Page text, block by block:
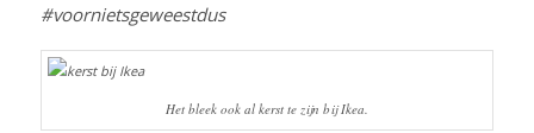
#voornietsgeweestdus
Het bleek ook al kerst te zijn bij Ikea.